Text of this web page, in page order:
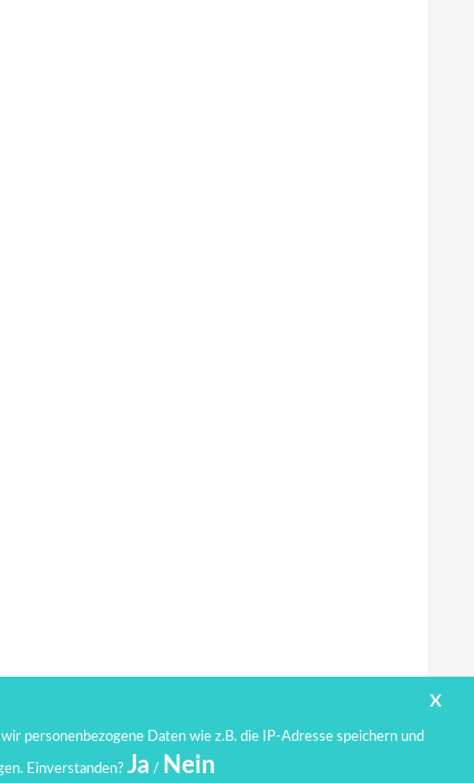
personenbezogene Daten wie z.B. die IP-Adresse speichern und
Einverstanden? Ja / Nein
X